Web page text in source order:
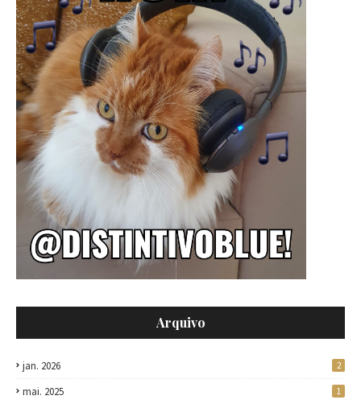
Arquivo
jan. 2026 2
mai. 2025 1